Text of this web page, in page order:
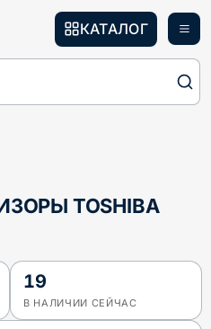
КАТАЛОГ
TOSHIBA
19
В НАЛИЧИИ СЕЙЧАС